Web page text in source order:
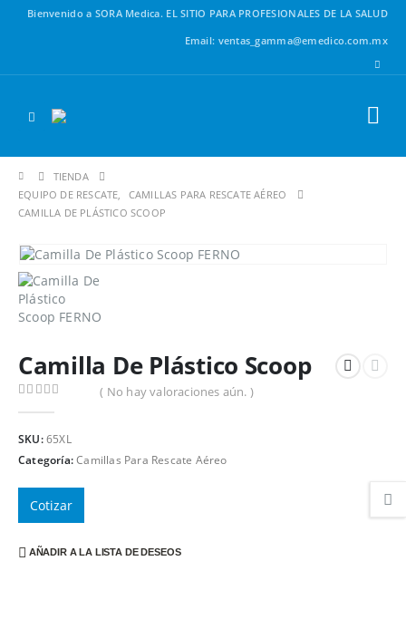
Bienvenido a SORA Medica. EL SITIO PARA PROFESIONALES DE LA SALUD
Email: ventas_gamma@emedico.com.mx
TIENDA
EQUIPO DE RESCATE,
CAMILLAS PARA RESCATE AÉREO
CAMILLA DE PLÁSTICO SCOOP
Camilla De Plástico Scoop
( No hay valoraciones aún. )
SKU:65XL
Categoría:Camillas Para Rescate Aéreo
Cotizar
AÑADIR A LA LISTA DE DESEOS